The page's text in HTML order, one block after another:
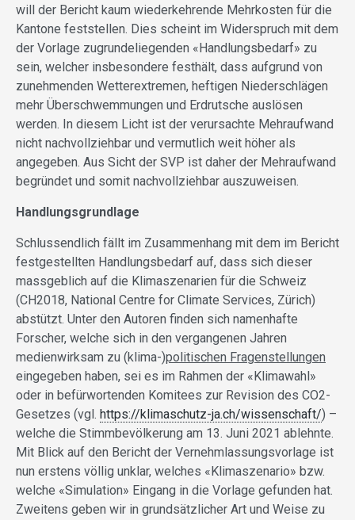
will der Bericht kaum wiederkehrende Mehrkosten für die
Kantone feststellen. Dies scheint im Widerspruch mit dem
der Vorlage zugrundeliegenden «Handlungsbedarf» zu
sein, welcher insbesondere festhält, dass aufgrund von
zunehmenden Wetterextremen, heftigen Niederschlägen
mehr Überschwemmungen und Erdrutsche auslösen
werden. In diesem Licht ist der verursachte Mehraufwand
nicht nachvollziehbar und vermutlich weit höher als
angegeben. Aus Sicht der SVP ist daher der Mehraufwand
begründet und somit nachvollziehbar auszuweisen.
Handlungsgrundlage
Schlussendlich fällt im Zusammenhang mit dem im Bericht
festgestellten Handlungsbedarf auf, dass sich dieser
massgeblich auf die Klimaszenarien für die Schweiz
(CH2018, National Centre for Climate Services, Zürich)
abstützt. Unter den Autoren finden sich namenhafte
Forscher, welche sich in den vergangenen Jahren
medienwirksam zu (klima-)politischen Fragenstellungen
eingegeben haben, sei es im Rahmen der «Klimawahl»
oder in befürwortenden Komitees zur Revision des CO2-
Gesetzes (vgl. https://klimaschutz-ja.ch/wissenschaft/) –
welche die Stimmbevölkerung am 13. Juni 2021 ablehnte.
Mit Blick auf den Bericht der Vernehmlassungsvorlage ist
nun erstens völlig unklar, welches «Klimaszenario» bzw.
welche «Simulation» Eingang in die Vorlage gefunden hat.
Zweitens geben wir in grundsätzlicher Art und Weise zu